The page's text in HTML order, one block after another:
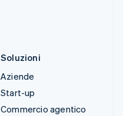
Soluzioni
Aziende
Start-up
Commercio agentico